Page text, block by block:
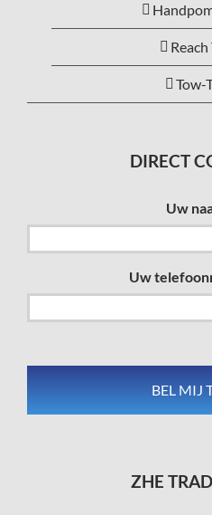
Tow-
DIRECT
Uw
Uw
ZHE